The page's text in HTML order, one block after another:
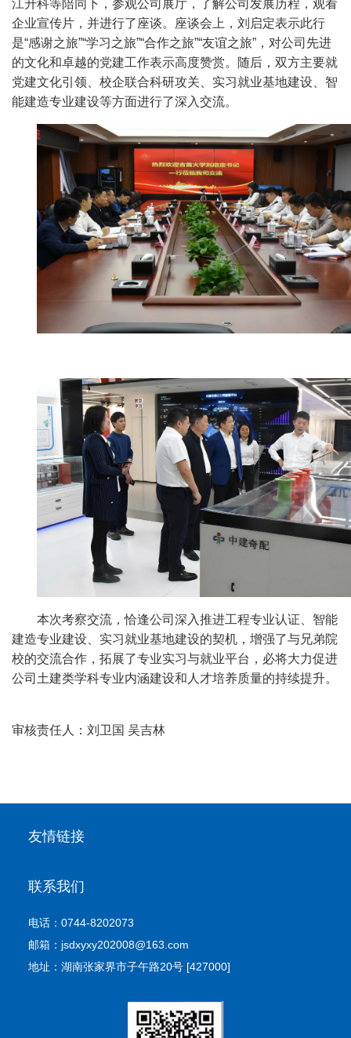
江升科等陪同下，参观公司展厅，了解公司发展历程，观看
企业宣传片，并进行了座谈。座谈会上，刘启定表示此行
是“感谢之旅”“学习之旅”“合作之旅”“友谊之旅”，对公司先进
的文化和卓越的党建工作表示高度赞赏。随后，双方主要就
党建文化引领、校企联合科研攻关、实习就业基地建设、智
能建造专业建设等方面进行了深入交流。
本次考察交流，恰逢公司深入推进工程专业认证、智能
建造专业建设、实习就业基地建设的契机，增强了与兄弟院
校的交流合作，拓展了专业实习与就业平台，必将大力促进
公司土建类学科专业内涵建设和人才培养质量的持续提升。
审核责任人：刘卫国 吴吉林
友情链接
联系我们
电话：0744-8202073
邮箱：jsdxyxy202008@163.com
地址：湖南张家界市子午路20号 [427000]